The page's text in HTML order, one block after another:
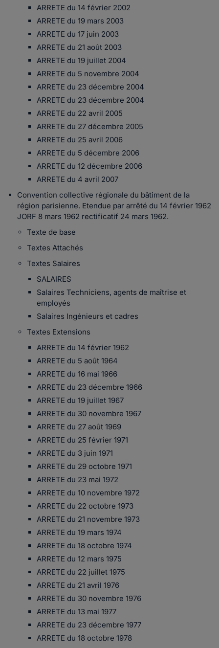
ARRETE du 14 février 2002
ARRETE du 19 mars 2003
ARRETE du 17 juin 2003
ARRETE du 21 août 2003
ARRETE du 19 juillet 2004
ARRETE du 5 novembre 2004
ARRETE du 23 décembre 2004
ARRETE du 23 décembre 2004
ARRETE du 22 avril 2005
ARRETE du 27 décembre 2005
ARRETE du 25 avril 2006
ARRETE du 5 décembre 2006
ARRETE du 12 décembre 2006
ARRETE du 4 avril 2007
Convention collective régionale du bâtiment de la
région parisienne. Etendue par arrêté du 14 février 1962
JORF 8 mars 1962 rectificatif 24 mars 1962.
Texte de base
Textes Attachés
Textes Salaires
SALAIRES
Salaires Techniciens, agents de maîtrise et
employés
Salaires Ingénieurs et cadres
Textes Extensions
ARRETE du 14 février 1962
ARRETE du 5 août 1964
ARRETE du 16 mai 1966
ARRETE du 23 décembre 1966
ARRETE du 19 juillet 1967
ARRETE du 30 novembre 1967
ARRETE du 27 août 1969
ARRETE du 25 février 1971
ARRETE du 3 juin 1971
ARRETE du 29 octobre 1971
ARRETE du 23 mai 1972
ARRETE du 10 novembre 1972
ARRETE du 22 octobre 1973
ARRETE du 21 novembre 1973
ARRETE du 19 mars 1974
ARRETE du 18 octobre 1974
ARRETE du 12 mars 1975
ARRETE du 22 juillet 1975
ARRETE du 21 avril 1976
ARRETE du 30 novembre 1976
ARRETE du 13 mai 1977
ARRETE du 23 décembre 1977
ARRETE du 18 octobre 1978